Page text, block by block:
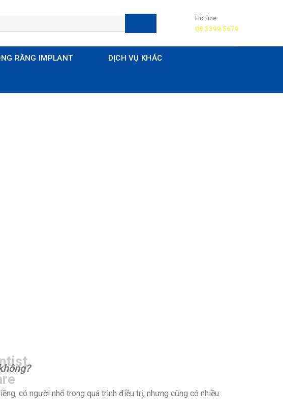
Hotline:
08.3399.5679
RĂNG IMPLANT DỊCH VỤ KHÁC
có người nhổ trong quá trình điều trị, nhưng cũng có nhiều